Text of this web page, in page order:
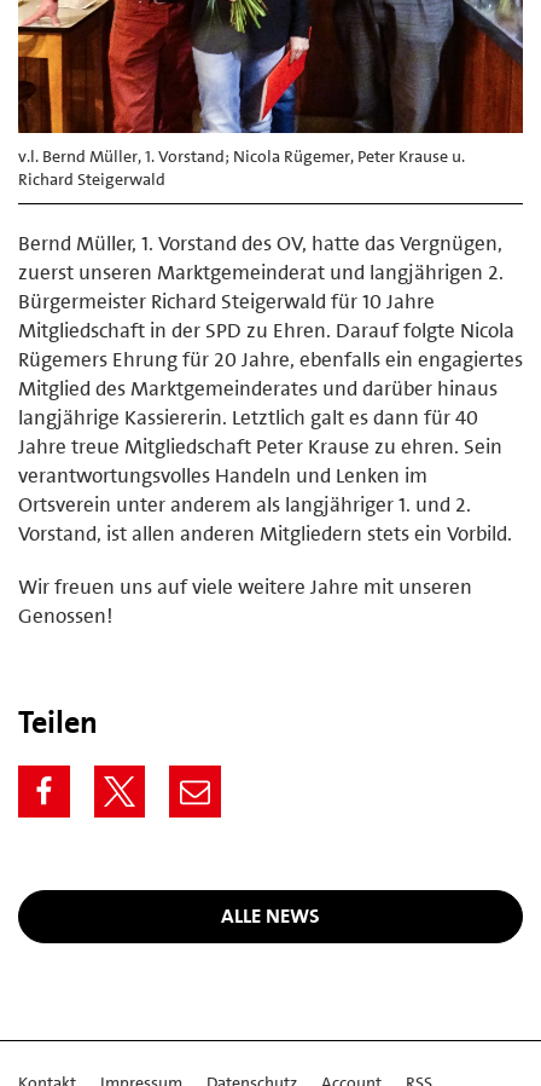
v.l. Bernd Müller, 1. Vorstand; Nicola Rügemer, Peter Krause u.
Richard Steigerwald
Bernd Müller, 1. Vorstand des OV, hatte das Vergnügen,
zuerst unseren Marktgemeinderat und langjährigen 2.
Bürgermeister Richard Steigerwald für 10 Jahre
Mitgliedschaft in der SPD zu Ehren. Darauf folgte Nicola
Rügemers Ehrung für 20 Jahre, ebenfalls ein engagiertes
Mitglied des Marktgemeinderates und darüber hinaus
langjährige Kassiererin. Letztlich galt es dann für 40
Jahre treue Mitgliedschaft Peter Krause zu ehren. Sein
verantwortungsvolles Handeln und Lenken im
Ortsverein unter anderem als langjähriger 1. und 2.
Vorstand, ist allen anderen Mitgliedern stets ein Vorbild.
Wir freuen uns auf viele weitere Jahre mit unseren
Genossen!
Teilen
ALLE NEWS